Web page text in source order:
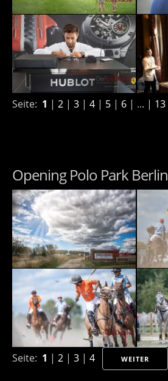
Seite: 1 | 2 | 3 | 4 | 5 | 6 | ... | 13
Opening Polo Park Berlin
Seite: 1 | 2 | 3 | 4 WEITER